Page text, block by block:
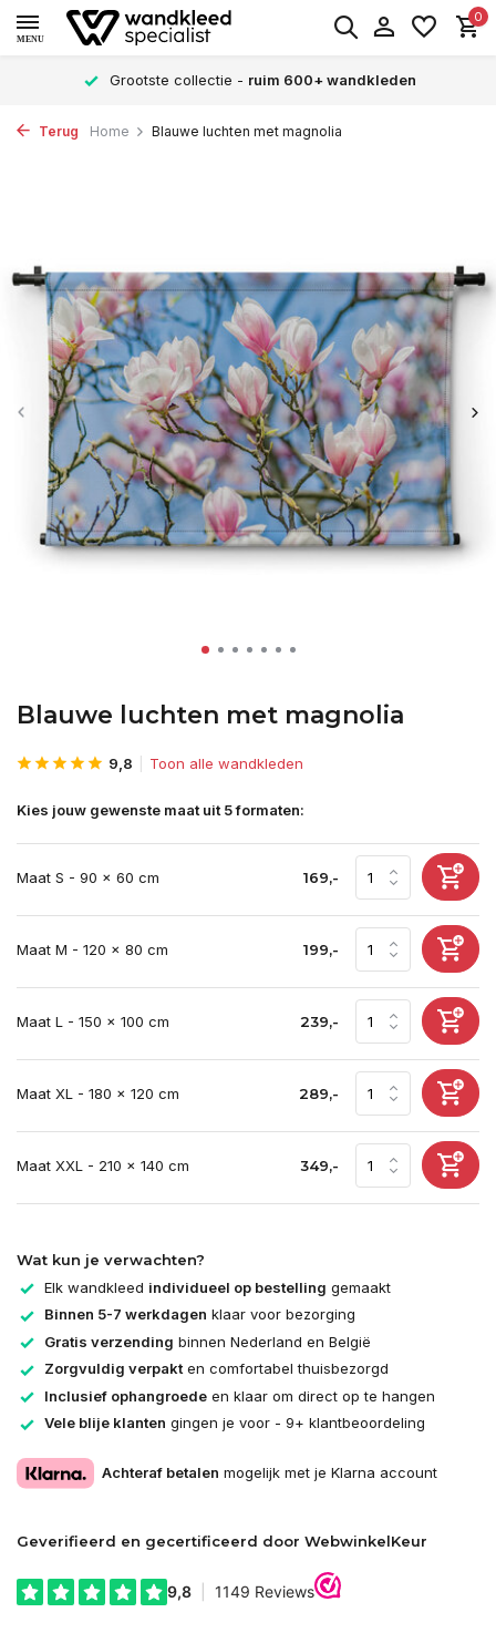
MENU
0
Grootste collectie - ruim 600+ wandkleden
Terug Home Blauwe luchten met magnolia
Blauwe luchten met magnolia
9,8 Toon alle wandkleden
Kies jouw gewenste maat uit 5 formaten:
Maat S - 90 x 60 cm 169,-
Maat M - 120 x 80 cm 199,-
Maat L - 150 x 100 cm 239,-
Maat XL - 180 x 120 cm 289,-
Maat XXL - 210 x 140 cm 349,-
Wat kun je verwachten?
Elk wandkleed individueel op bestelling gemaakt
Binnen 5-7 werkdagen klaar voor bezorging
Gratis verzending binnen Nederland en België
Zorgvuldig verpakten comfortabel thuisbezorgd
Inclusief ophangroede en klaar om direct op te hangen
Vele blije klanten gingen je voor - 9+ klantbeoordeling
Achteraf betalen mogelijk met je Klarna account
Geverifieerd en gecertificeerd door WebwinkelKeur